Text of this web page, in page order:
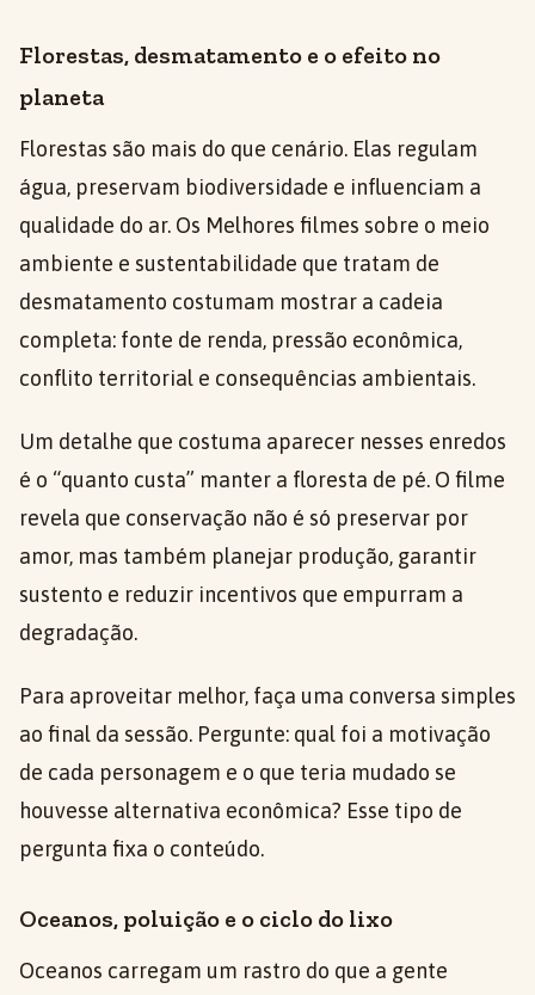
Florestas, desmatamento e o efeito no
planeta
Florestas são mais do que cenário. Elas regulam
água, preservam biodiversidade e influenciam a
qualidade do ar. Os Melhores filmes sobre o meio
ambiente e sustentabilidade que tratam de
desmatamento costumam mostrar a cadeia
completa: fonte de renda, pressão econômica,
conflito territorial e consequências ambientais.
Um detalhe que costuma aparecer nesses enredos
é o “quanto custa” manter a floresta de pé. O filme
revela que conservação não é só preservar por
amor, mas também planejar produção, garantir
sustento e reduzir incentivos que empurram a
degradação.
Para aproveitar melhor, faça uma conversa simples
ao final da sessão. Pergunte: qual foi a motivação
de cada personagem e o que teria mudado se
houvesse alternativa econômica? Esse tipo de
pergunta fixa o conteúdo.
Oceanos, poluição e o ciclo do lixo
Oceanos carregam um rastro do que a gente